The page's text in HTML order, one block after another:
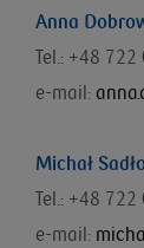
Anna
Tel.: +48
e-mail:
Michał
Tel.: +48
e-mail: